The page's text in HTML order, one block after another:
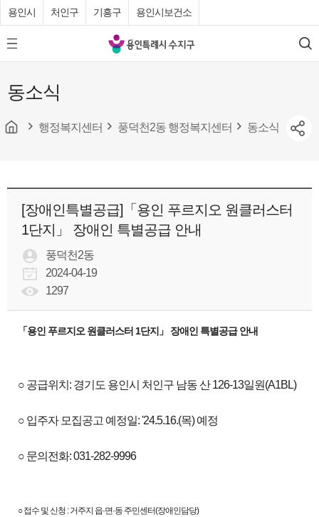
용인시 처인구 기흥구 용인시보건소
모
바
메
뉴
튼
용
인
수
청
검
색
동소식
행정복지센터 풍덕천2동 행정복지센터 동소식
[장애인특별공급]「용인 푸르지오 원클러스터
1단지」 장애인 특별공급 안내
풍덕천2동
2024-04-19
1297
「용인 푸르지오 원클러스터 1단지」 장애인 특별공급 안내
○ 공급위치: 경기도 용인시 처인구 남동 산 126-13일원(A1BL)
○ 입주자 모집공고 예정일: '24.5.16.(목) 예정
○ 문의전화: 031-282-9996
○ 접수 및 신청 : 거주지 읍·면·동 주민센터(장애인담당)